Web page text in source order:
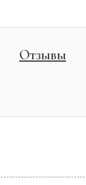
Отзывы